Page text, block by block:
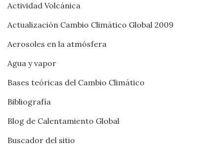
Actividad Volcánica
Actualización Cambio Climático Global 2009
Aerosoles en la atmósfera
Agua y vapor
Bases teóricas del Cambio Climático
Bibliografía
Blog de Calentamiento Global
Buscador del sitio